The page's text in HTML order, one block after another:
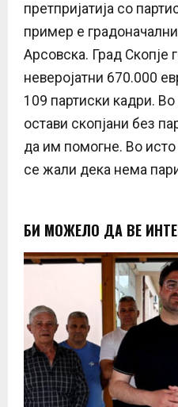
претпријатија со
пример е
Арсовска. Град Скопје
неверојатни 670.000
109 партиски кадри.
остави скопјани без
да им помогне. Во исто
се жали дека нема
БИ МОЖЕЛО ДА ВЕ